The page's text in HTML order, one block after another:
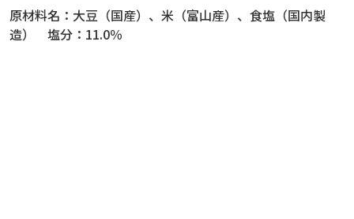
原材料名： 大豆（国産）、米（富山産）、食塩（国内製
造） 塩分：11.0％